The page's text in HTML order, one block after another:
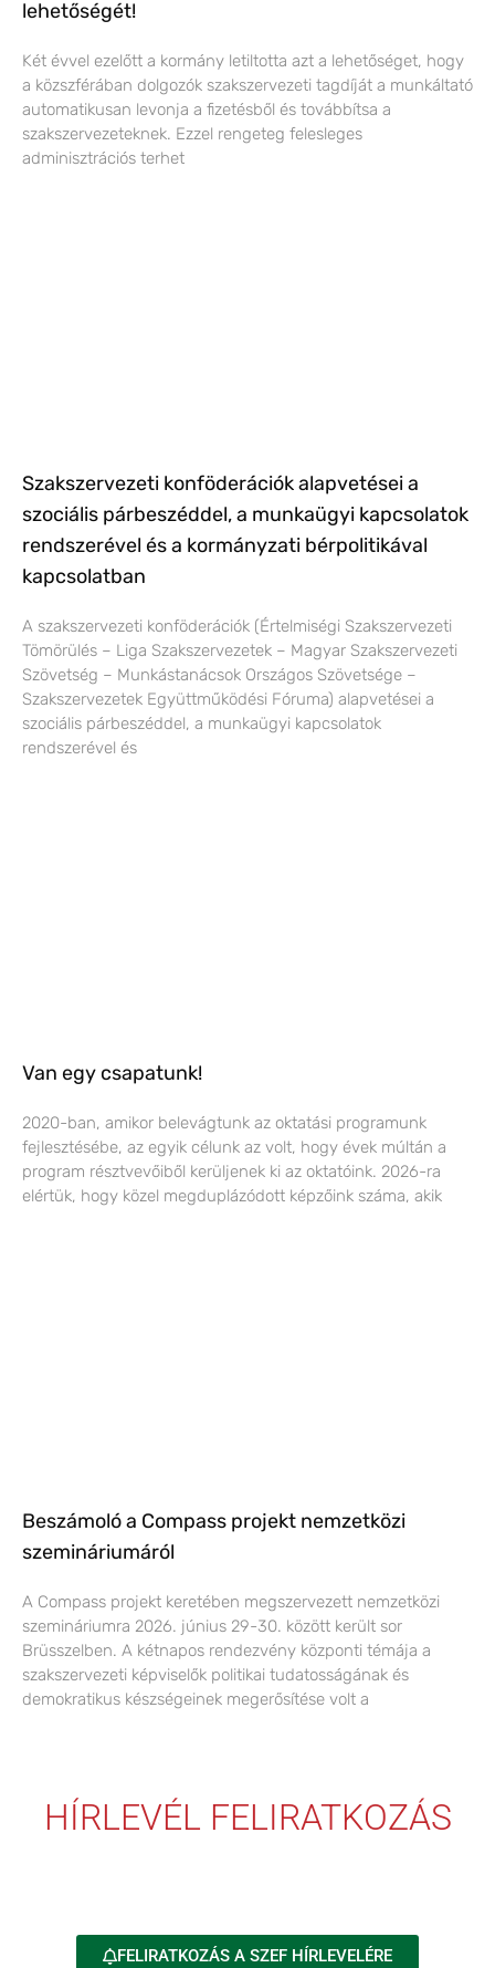
lehetőségét!
Két évvel ezelőtt a kormány letiltotta azt a lehetőséget, hogy
a közszférában dolgozók szakszervezeti tagdíját a munkáltató
automatikusan levonja a fizetésből és továbbítsa a
szakszervezeteknek. Ezzel rengeteg felesleges
adminisztrációs terhet
Szakszervezeti konföderációk alapvetései a
szociális párbeszéddel, a munkaügyi kapcsolatok
rendszerével és a kormányzati bérpolitikával
kapcsolatban
A szakszervezeti konföderációk (Értelmiségi Szakszervezeti
Tömörülés – Liga Szakszervezetek – Magyar Szakszervezeti
Szövetség – Munkástanácsok Országos Szövetsége –
Szakszervezetek Együttműködési Fóruma) alapvetései a
szociális párbeszéddel, a munkaügyi kapcsolatok
rendszerével és
Van egy csapatunk!
2020-ban, amikor belevágtunk az oktatási programunk
fejlesztésébe, az egyik célunk az volt, hogy évek múltán a
program résztvevőiből kerüljenek ki az oktatóink. 2026-ra
elértük, hogy közel megduplázódott képzőink száma, akik
Beszámoló a Compass projekt nemzetközi
szemináriumáról
A Compass projekt keretében megszervezett nemzetközi
szemináriumra 2026. június 29-30. között került sor
Brüsszelben. A kétnapos rendezvény központi témája a
szakszervezeti képviselők politikai tudatosságának és
demokratikus készségeinek megerősítése volt a
HÍRLEVÉL FELIRATKOZÁS
FELIRATKOZÁS A SZEF HÍRLEVELÉRE